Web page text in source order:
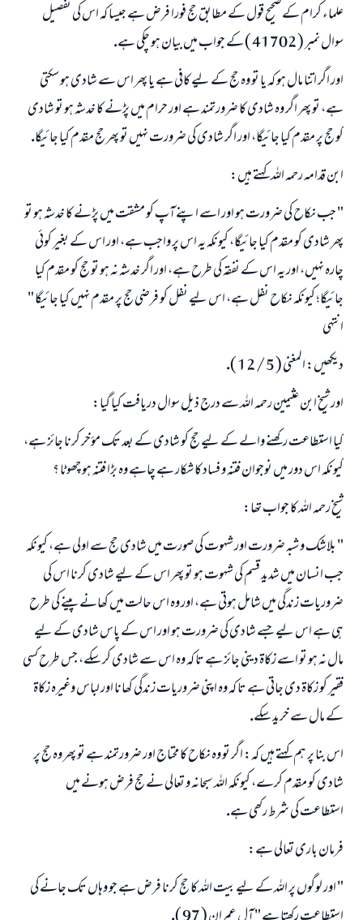
علماء كرام كےصحيح قول كے مطابق حج فورا فرض ہے جيسا كہ اس كى تفصيل
سوال نمبر ( 41702 ) كے جواب ميں بيان ہو چكى ہے.
اور اگر اتنا مال ہو كہ يا تو وہ حج كے ليے كافى ہے يا پھر اس سے شادى ہو سكتى
ہے، تو پھر اگر وہ شادى كا ضرورتمند ہے اور حرام ميں پڑنے كا خدشہ ہو تو شادى
كو حج پر مقدم كيا جائيگا، اور اگر شادى كى ضرورت نہيں تو پھر حج مقدم كيا جائيگا.
ابن قدامہ رحمہ اللہ كہتے ہيں:
" جب نكاح كى ضرورت ہو اور اسے اپنے آپ كو مشقت ميں پڑنے كا خدشہ ہو تو
پھر شادى كو مقدم كيا جائيگا، كيونكہ يہ اس پر واجب ہے، اور اس كے بغير كوئى
چارہ نہيں، اور يہ اس كے نفقہ كى طرح ہے، اور اگر خدشہ نہ ہو تو حج كو مقدم كيا
جائيگا؛ كيونكہ نكاح نفل ہے، اس ليے نفل كو فرضى حج پر مقدم نہيں كيا جائيگا "
انتہى
ديكھيں: المغنى ( 5 / 12 ).
اور شيخ ابن عثيمين رحمہ اللہ سے درج ذيل سوال دريافت كيا گيا:
كيا استطاعت ركھنے والے كے ليے حج كو شادى كے بعد تك مؤخر كرنا جائز ہے،
كيونكہ اس دور ميں نوجوان فتنہ و فساد كا شكار ہے چاہے وہ بڑا فتنہ ہو چھوٹا ؟
شيخ رحمہ اللہ كا جواب تھا:
" بلاشك و شبہ ضرورت اور شہوت كى صورت ميں شادى حج سے اولى ہے، كيونكہ
جب انسان ميں شديد قسم كى شہوت ہو تو پھر اس كے ليے شادى كرنا اس كى
ضروريات زندگى ميں شامل ہوتى ہے، اور وہ اس حالت ميں كھانے پينے كى طرح
ہى ہے اس ليے جسے شادى كى ضرورت ہو اور اس كے پاس شادى كے ليے
مال نہ ہو تو اسے زكاۃ دينى جائز ہے تا كہ وہ اس سے شادى كر سكے، جس طرح كسى
فقير كو زكاۃ دى جاتى ہے تا كہ وہ اپنى ضروريات زندگى كھانا اور لباس وغيرہ زكاۃ
كے مال سے خريد سكے.
اس بنا پر ہم كہتے ہيں كہ: اگر تو وہ نكاح كا محتاج اور ضرورتمند ہے تو پھر وہ حج پر
شادى كو مقدم كرے، كيونكہ اللہ سبحانہ و تعالى نے حج فرض ہونے ميں
استطاعت كى شرط ركھى ہے.
فرمان بارى تعالى ہے:
" اور لوگوں پر اللہ كے ليے بيت اللہ كا حج كرنا فرض ہے جو وہاں تك جانے كى